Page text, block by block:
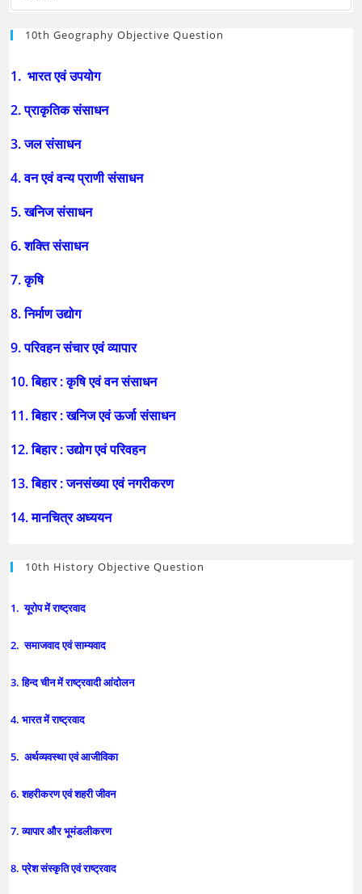
10th Geography Objective Question
1. भारत एवं उपयोग
2. प्राकृतिक संसाधन
3. जल संसाधन
4. वन एवं वन्य प्राणी संसाधन
5. खनिज संसाधन
6. शक्ति संसाधन
7. कृषि
8. निर्माण उद्योग
9. परिवहन संचार एवं व्यापार
10. बिहार : कृषि एवं वन संसाधन
11. बिहार : खनिज एवं ऊर्जा संसाधन
12. बिहार : उद्योग एवं परिवहन
13. बिहार : जनसंख्या एवं नगरीकरण
14. मानचित्र अध्ययन
10th History Objective Question
1. यूरोप में राष्ट्रवाद
2. समाजवाद एवं साम्यवाद
3. हिन्द चीन में राष्ट्रवादी आंदोलन
4. भारत में राष्ट्रवाद
5. अर्थव्यवस्था एवं आजीविका
6. शहरीकरण एवं शहरी जीवन
7. व्यापार और भूमंडलीकरण
8. प्रेश संस्कृति एवं राष्ट्रवाद